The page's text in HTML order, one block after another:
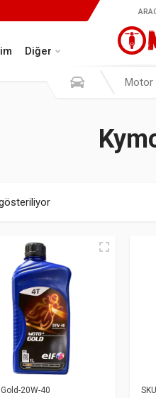
Diğer
Popülerliğe göre
Gold-20W-40